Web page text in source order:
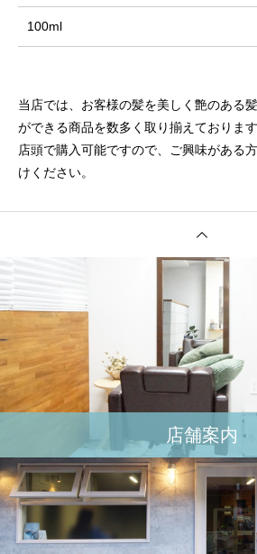
100ml
当店では、お客様の髪を美しく艶のある
ができる商品を数多く取り揃えております
店頭で購入可能ですので、ご興味がある
けください。
店舗案内